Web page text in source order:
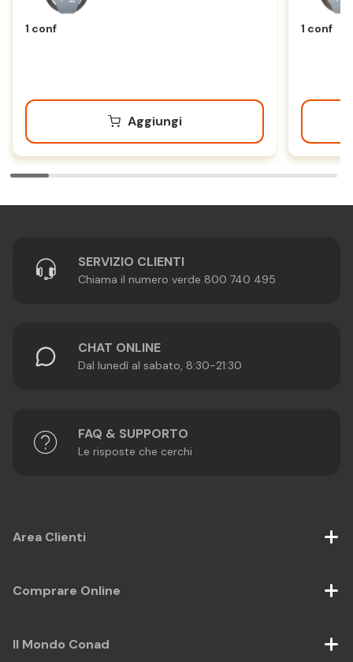
1 conf
Aggiungi
1 conf
SERVIZIO CLIENTI
Chiama il numero verde 800 740 495
CHAT ONLINE
Dal lunedì al sabato, 8:30-21:30
FAQ & SUPPORTO
Le risposte che cerchi
Area Clienti
Comprare Online
Il Mondo Conad